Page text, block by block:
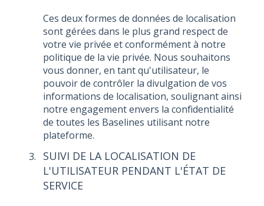
Ces deux formes de données de localisation
sont gérées dans le plus grand respect de
votre vie privée et conformément à notre
politique de la vie privée. Nous souhaitons
vous donner, en tant qu'utilisateur, le
pouvoir de contrôler la divulgation de vos
informations de localisation, soulignant ainsi
notre engagement envers la confidentialité
de toutes les Baselines utilisant notre
plateforme.
SUIVI DE LA LOCALISATION DE
L'UTILISATEUR PENDANT L'ÉTAT DE
SERVICE